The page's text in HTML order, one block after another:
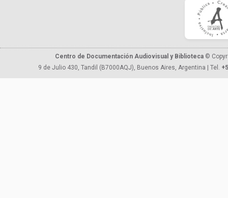
Centro de Documentación Audiovisual y Biblioteca ©
9 de Julio 430, Tandil (B7000AQJ), Buenos Aires, Argentina | Tel.